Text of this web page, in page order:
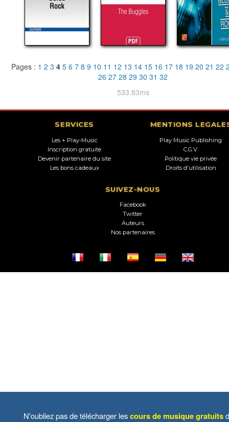
Pages : 1 2 3 4 5 6 7 8 9 10 11 12 13 14 15 16 17 18 19 20 21 22
26 27 28 29 30 31 32
533.83ms
SERVICES
Les + Play-Music
Inscription gratuite
Devenir partenaire du site
Les bons cadeaux
MENTIONS
Play Music Publishing
C.G.V.
Politique vie privée
Droits d'utilisation
SUIVEZ-NOUS
Facebook
Twitter
Auteurs
Nos partenaires
N'oubliez pas de télécharger lescours de musique gratuits